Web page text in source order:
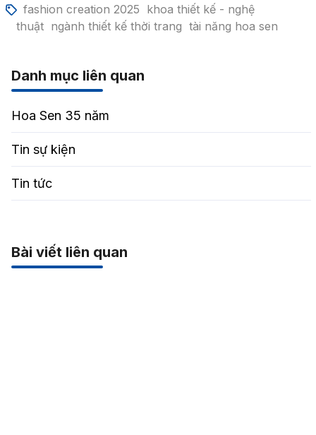
fashion creation 2025 khoa thiết kế - nghệ
thuật ngành thiết kế thời trang tài năng hoa sen
Danh mục liên quan
Hoa Sen 35 năm
Tin sự kiện
Tin tức
Bài viết liên quan